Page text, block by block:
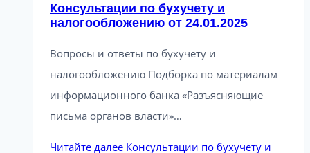
Консультации по бухучету и
налогообложению от 24.01.2025
Вопросы и ответы по бухучёту и
налогообложению Подборка по материалам
информационного банка «Разъясняющие
письма органов власти»…
Читайте далее Консультации по бухучету и